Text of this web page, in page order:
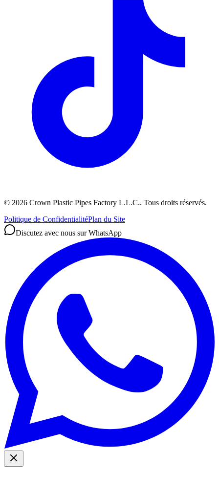
© 2026 Crown Plastic Pipes Factory L.L.C.. Tous droits réservés.
Politique de ConfidentialitéPlan du Site
Discutez avec nous sur WhatsApp